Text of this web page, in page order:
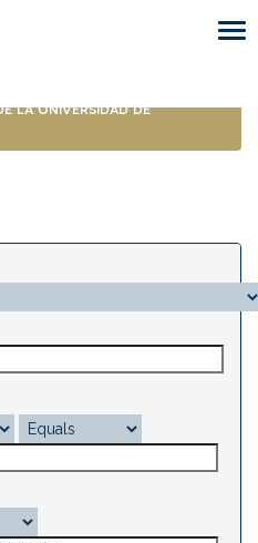
la Universidad de